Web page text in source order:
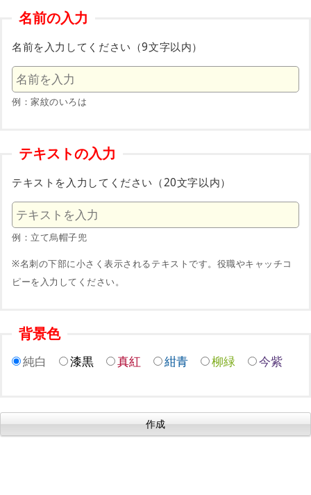
名前の入力
名前を入力してください（9文字以内）
例：家紋のいろは
テキストの入力
テキストを入力してください（20文字以内）
例：立て烏帽子兜
※名刺の下部に小さく表示されるテキストです。役職やキャッチコ
ピーを入力してください。
背景色
純白 漆黒 真紅 紺青 柳緑 今紫